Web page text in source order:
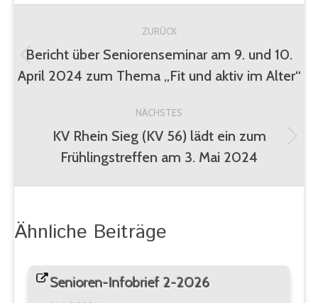
on
Facebook
on
WhatsApp
ZURÜCK
Vorheriger
Beitrag:
Bericht über Seniorenseminar am 9. und 10.
April 2024 zum Thema „Fit und aktiv im Alter“
NÄCHSTES
Nächster
Beitrag:
KV Rhein Sieg (KV 56) lädt ein zum
Frühlingstreffen am 3. Mai 2024
Ähnliche Beiträge
Senioren-Infobrief 2-2026